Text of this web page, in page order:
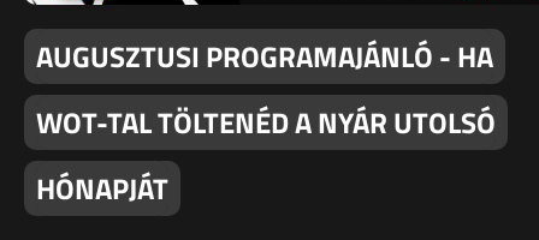
AUGUSZTUSI PROGRAMAJÁNLÓ - HA
WOT-TAL TÖLTENÉD A NYÁR UTOLSÓ
HÓNAPJÁT